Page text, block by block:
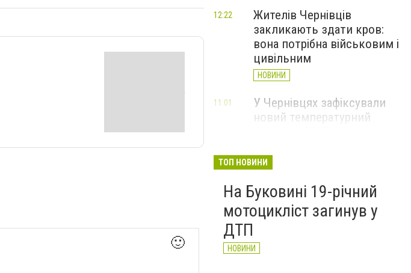
🙂
Жителів Чернівців
закликають здати кров:
вона потрібна військовим і
цивільним
НОВИНИ
12:22
У Чернівцях зафіксували
новий температурний
11:01
області обмежили рух
великовагового транспорту
НОВИНИ
ТОП НОВИНИ
На Буковині 19-річний
мотоцикліст загинув у
ДТП
НОВИНИ